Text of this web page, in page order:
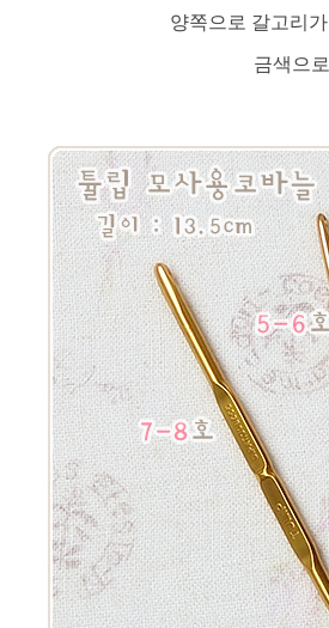
양쪽으로 갈고리
금색으